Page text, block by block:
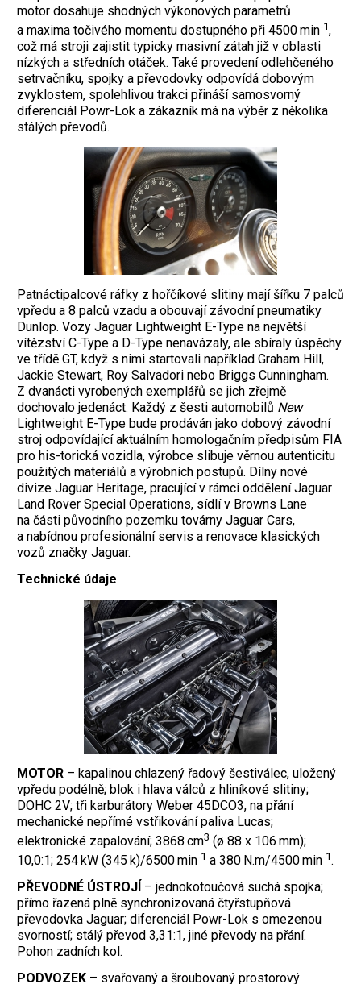
motor dosahuje shodných výkonových parametrů
a maxima točivého momentu dostupného při 4500 min‑1,
což má stroji zajistit typicky masivní zátah již v oblasti
nízkých a středních otáček. Také provedení odlehčeného
setrvačníku, spojky a převodovky odpovídá dobovým
zvyklostem, spolehlivou trakci přináší samosvorný
diferenciál Powr-Lok a zákazník má na výběr z několika
stálých převodů.
Patnáctipalcové ráfky z hořčíkové slitiny mají šířku 7 palců
vpředu a 8 palců vzadu a obouvají závodní pneumatiky
Dunlop. Vozy Jaguar Lightweight E-Type na největší
vítězství C-Type a D-Type nenavázaly, ale sbíraly úspěchy
ve třídě GT, když s nimi startovali například Graham Hill,
Jackie Stewart, Roy Salvadori nebo Briggs Cunningham.
Z dvanácti vyrobených exemplářů se jich zřejmě
dochovalo jedenáct. Každý z šesti automobilů New
Lightweight E-Type bude prodáván jako dobový závodní
stroj odpovídající aktuálním homologačním předpisům FIA
pro his-torická vozidla, výrobce slibuje věrnou autenticitu
použitých materiálů a výrobních postupů. Dílny nové
divize Jaguar Heritage, pracující v rámci oddělení Jaguar
Land Rover Special Operations, sídlí v Browns Lane
na části původního pozemku továrny Jaguar Cars,
a nabídnou profesionální servis a renovace klasických
vozů značky Jaguar.
Technické údaje
MOTOR – kapalinou chlazený řadový šestiválec, uložený
vpředu podélně; blok i hlava válců z hliníkové slitiny;
DOHC 2V; tři karburátory Weber 45DCO3, na přání
mechanické nepřímé vstřikování paliva Lucas;
elektronické zapalování; 3868 cm3 (ø 88 x 106 mm);
10,0:1; 254 kW (345 k)/6500 min‑1 a 380 N.m/4500 min‑1.
PŘEVODNÉ ÚSTROJÍ – jednokotoučová suchá spojka;
přímo řazená plně synchronizovaná čtyřstupňová
převodovka Jaguar; diferenciál Powr-Lok s omezenou
svorností; stálý převod 3,31:1, jiné převody na přání.
Pohon zadních kol.
PODVOZEK – svařovaný a šroubovaný prostorový